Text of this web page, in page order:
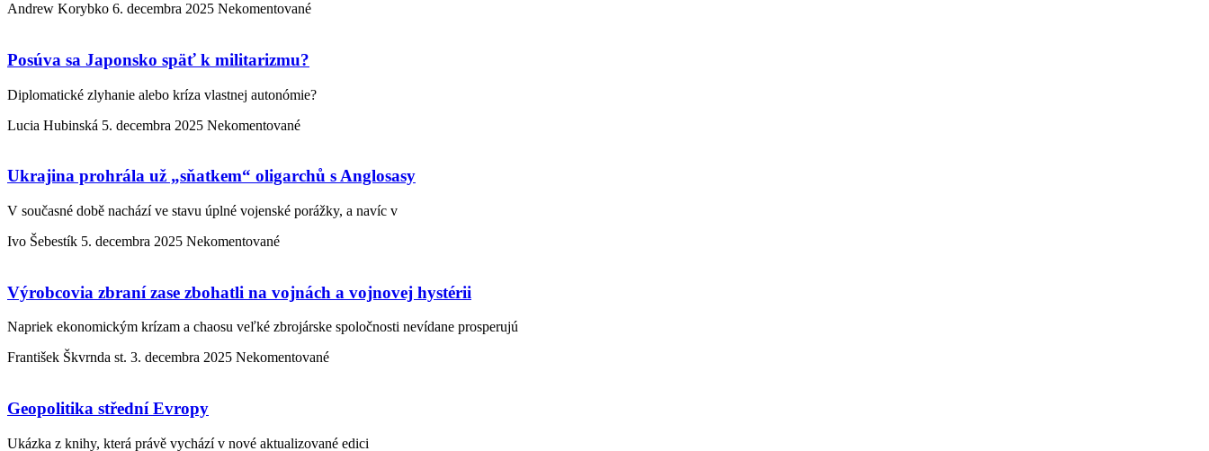
Andrew Korybko 6. decembra 2025 Nekomentované
Posúva sa Japonsko späť k militarizmu?
Diplomatické zlyhanie alebo kríza vlastnej autonómie?
Lucia Hubinská 5. decembra 2025 Nekomentované
Ukrajina prohrála už „sňatkem“ oligarchů s Anglosasy
V současné době nachází ve stavu úplné vojenské porážky, a navíc v
Ivo Šebestík 5. decembra 2025 Nekomentované
Výrobcovia zbraní zase zbohatli na vojnách a vojnovej hystérii
Napriek ekonomickým krízam a chaosu veľké zbrojárske spoločnosti nevídane prosperujú
František Škvrnda st. 3. decembra 2025 Nekomentované
Geopolitika střední Evropy
Ukázka z knihy, která právě vychází v nové aktualizované edici